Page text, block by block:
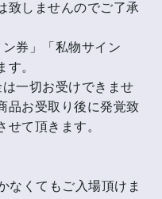
致しませんのでご了承
券」「私物サイン
す。
一切お受けできませ
品お受取り後に発覚致
せて頂きます。
なくてもご入場頂けま